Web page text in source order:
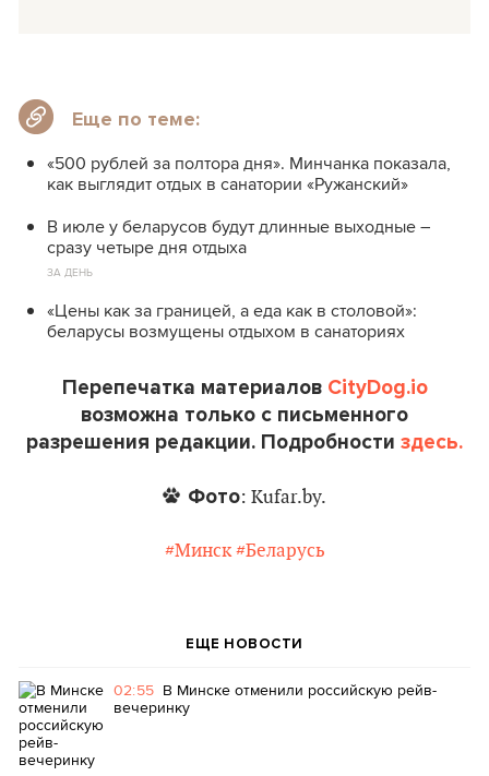
Еще по теме:
«500 рублей за полтора дня». Минчанка показала,
как выглядит отдых в санатории «Ружанский»
В июле у беларусов будут длинные выходные –
сразу четыре дня отдыха
ЗА ДЕНЬ
«Цены как за границей, а еда как в столовой»:
беларусы возмущены отдыхом в санаториях
Перепечатка материалов CityDog.io
возможна только с письменного
разрешения редакции. Подробности здесь.
Фото: Kufar.by.
#Минск #Беларусь
ЕЩЕ НОВОСТИ
02:55 В Минске отменили российскую рейв-
вечеринку